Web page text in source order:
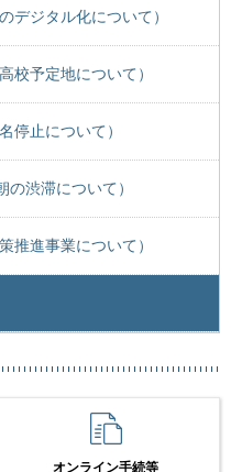
デジタル化について）
校予定地について）
停止について）
渋滞について）
推進事業について）
オンライン手続等